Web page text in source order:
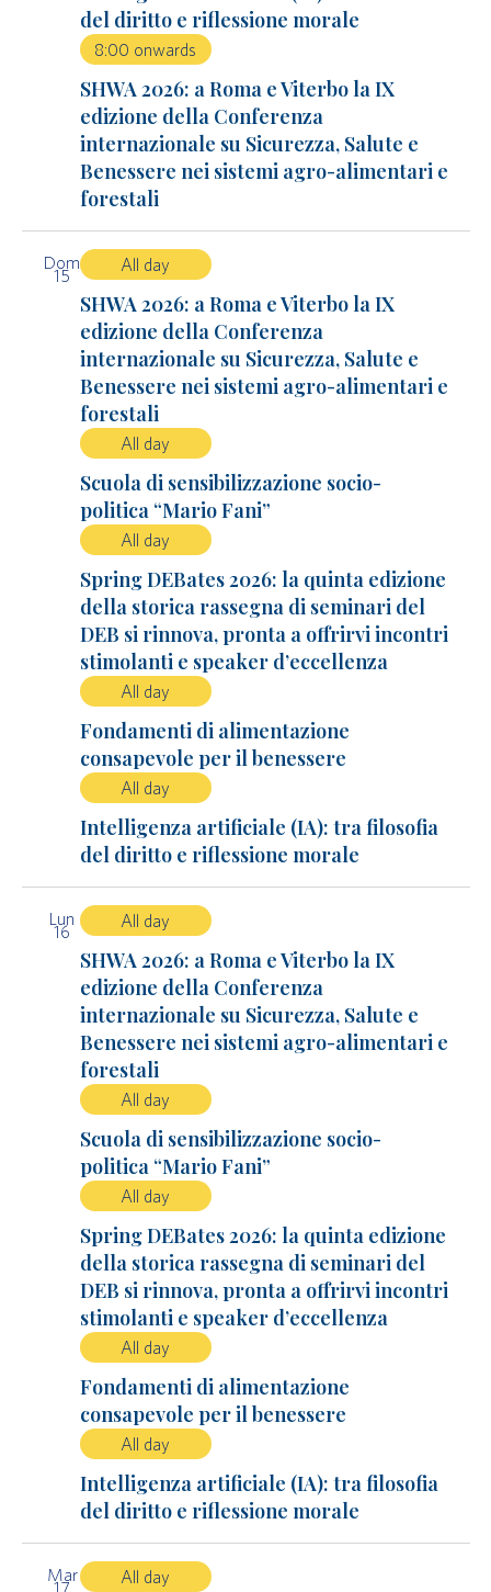
del diritto e riflessione morale
8:00 onwards
SHWA 2026: a Roma e Viterbo la IX
edizione della Conferenza
internazionale su Sicurezza, Salute e
Benessere nei sistemi agro-alimentari e
forestali
Dom
15
All day
SHWA 2026: a Roma e Viterbo la IX
edizione della Conferenza
internazionale su Sicurezza, Salute e
Benessere nei sistemi agro-alimentari e
forestali
All day
Scuola di sensibilizzazione socio-
politica “Mario Fani”
All day
Spring DEBates 2026: la quinta edizione
della storica rassegna di seminari del
DEB si rinnova, pronta a offrirvi incontri
stimolanti e speaker d’eccellenza
All day
Fondamenti di alimentazione
consapevole per il benessere
All day
Intelligenza artificiale (IA): tra filosofia
del diritto e riflessione morale
Lun
16
All day
SHWA 2026: a Roma e Viterbo la IX
edizione della Conferenza
internazionale su Sicurezza, Salute e
Benessere nei sistemi agro-alimentari e
forestali
All day
Scuola di sensibilizzazione socio-
politica “Mario Fani”
All day
Spring DEBates 2026: la quinta edizione
della storica rassegna di seminari del
DEB si rinnova, pronta a offrirvi incontri
stimolanti e speaker d’eccellenza
All day
Fondamenti di alimentazione
consapevole per il benessere
All day
Intelligenza artificiale (IA): tra filosofia
del diritto e riflessione morale
Mar
17
All day